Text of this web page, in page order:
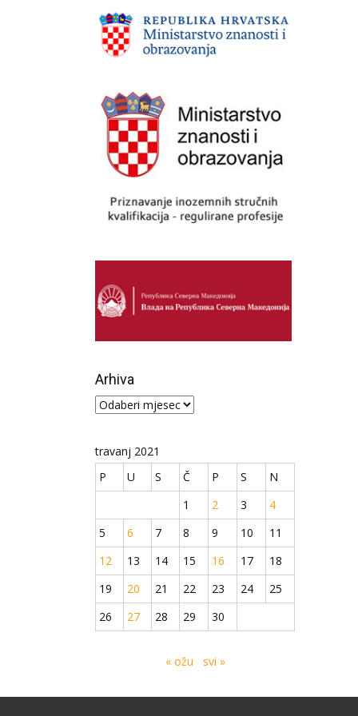
Arhiva
Arhiva
travanj 2021
P
U S Č P S
N
1
2 3
4
5
6 7 8 9 10
11
12
13 14 15 16 17
18
19
20 21 22 23 24
25
26
27 28 29 30
« ožu svi »